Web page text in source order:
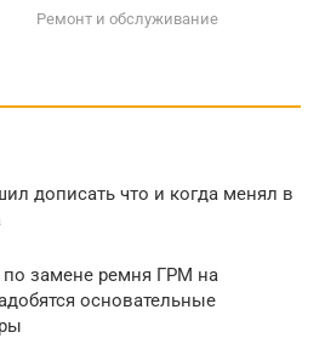
Ремонт и обслуживание
замене ремня ГРМ на
основательные